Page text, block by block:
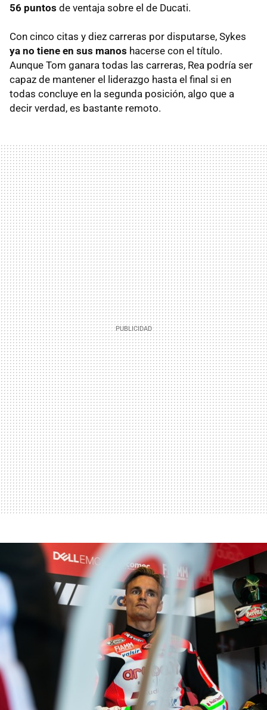
56 puntos de ventaja sobre el de Ducati.
Con cinco citas y diez carreras por disputarse, Sykes
ya no tiene en sus manos hacerse con el título.
Aunque Tom ganara todas las carreras, Rea podría ser
capaz de mantener el liderazgo hasta el final si en
todas concluye en la segunda posición, algo que a
decir verdad, es bastante remoto.